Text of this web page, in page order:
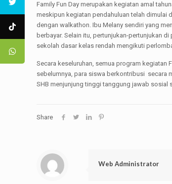
Family Fun Day merupakan kegiatan amal
meskipun kegiatan pendahuluan telah dimulai
dengan walkathon. Ibu Melany sendiri yang
berbayar. Selain itu, pertunjukan-pertunjukan
sekolah dasar kelas rendah mengikuti
Secara keseluruhan, semua program kegiatan
sebelumnya, para siswa berkontribusi secara
SHB menjunjung tinggi tanggung jawab sosial
Share
Web Administrator